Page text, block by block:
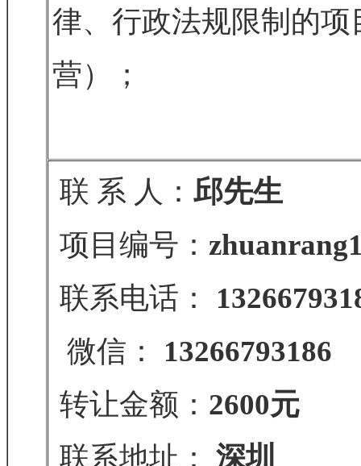
律、行政法规限制的
营）；
联 系 人： 邱先生
项目编号：
联系电话：
微信：
13266793186
转让金额： 2600元
联系地址：
深圳